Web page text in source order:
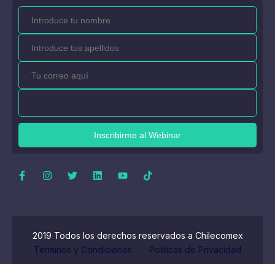
Inscribirme al Webinar
2019 Todos los derechos reservados a Chilecomex
Términos y Condiciones
Políticas de Privacidad